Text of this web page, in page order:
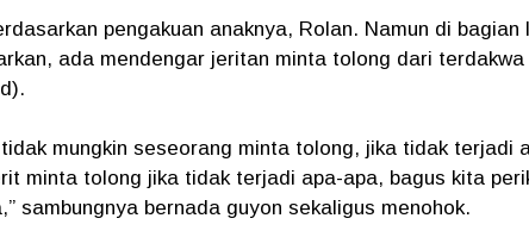
pengakuan anaknya, Rolan. Namun di bagian
ada mendengar jeritan minta tolong dari
tidak mungkin seseorang minta tolong, jika tidak terjadi
minta tolong jika tidak terjadi apa-apa, bagus kita
sambungnya bernada guyon sekaligus menohok.